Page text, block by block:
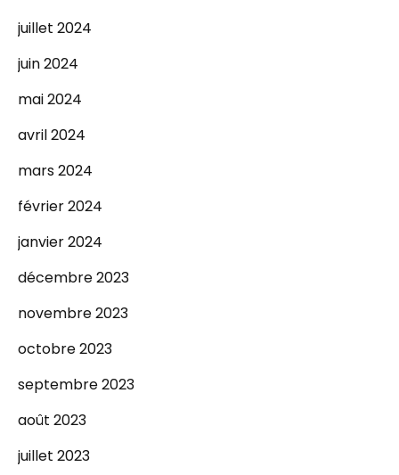
juillet 2024
juin 2024
mai 2024
avril 2024
mars 2024
février 2024
janvier 2024
décembre 2023
novembre 2023
octobre 2023
septembre 2023
août 2023
juillet 2023